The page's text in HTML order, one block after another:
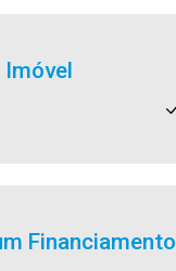
Financiamento